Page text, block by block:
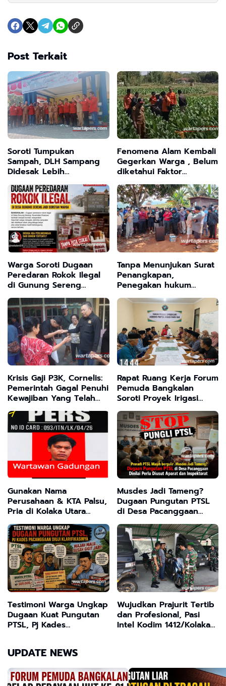
Post Terkait
Soroti Tumpukan
Sampah, DLH Sampang
Didesak Lebih
Profesional dalam
Jalankan Tugas
Fenomena Alam Kembali
Gegerkan Warga , Belum
diketahui Faktor
Penyebab Suara
Warga Soroti Dugaan
Peredaran Rokok Ilegal
di Gunung Sereng
Bangkalan
Tanpa Menunjukan Surat
Penangkapan,
Penegakan hukum
Kehutanan Sulawesi
Selatan Culik Petani
Ladah Di Loeha Raya.
Krisis Gaji P3K, Cornelis:
Pemerintah Gagal Penuhi
Kewajiban Yang Telah
Disepakati
Rapat Ruang Kerja Forum
Pemuda Bangkalan
Soroti Proyek Irigasi
Tanpa Papan Nama
Gunakan Nama
Perusahaan & KTA Palsu,
Pria di Kolaka Utara
Diduga Memeras
Pengusaha Tambang dan
Minyak
Musdes Jadi Tameng?
Dugaan Pungutan PTSL
di Desa Pacanggaan
Dinilai Perlu Diusut
Aparat dan Inspektorat
Testimoni Warga Ungkap
Dugaan Kuat Pungutan
PTSL, Pj Kades
Wujudkan Prajurit Tertib
dan Profesional, Pasi
Intel Kodim 1412/Kolaka
UPDATE NEWS